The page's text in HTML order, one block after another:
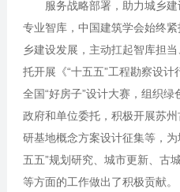
服务战略部署，助力城乡建
专业智库，中国建筑学会始终
乡建设发展，主动扛起智库担
托开展《“十五五”工程勘察设
全国“好房子”设计大赛，组织绿
政府和单位委托，积极开展苏
研基地概念方案设计征集等，
五五”规划研究、城市更新、古
等方面的工作做出了积极贡献。